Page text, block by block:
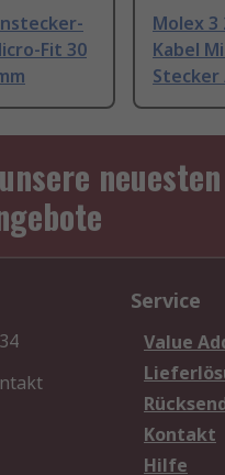
Fit 30
Molex
Kabel
Stecker
neuesten
Service
Value
Kontakt
Hilfe